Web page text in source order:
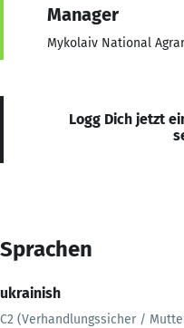
Manager
Mykolaiv National
Logg Dich jetzt
Sprachen
ukrainish
C2 (Verhandlungssicher /